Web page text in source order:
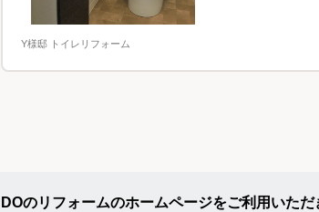
Y様邸 トイレリフォーム
DOのリフォームのホームページをご利用いただ